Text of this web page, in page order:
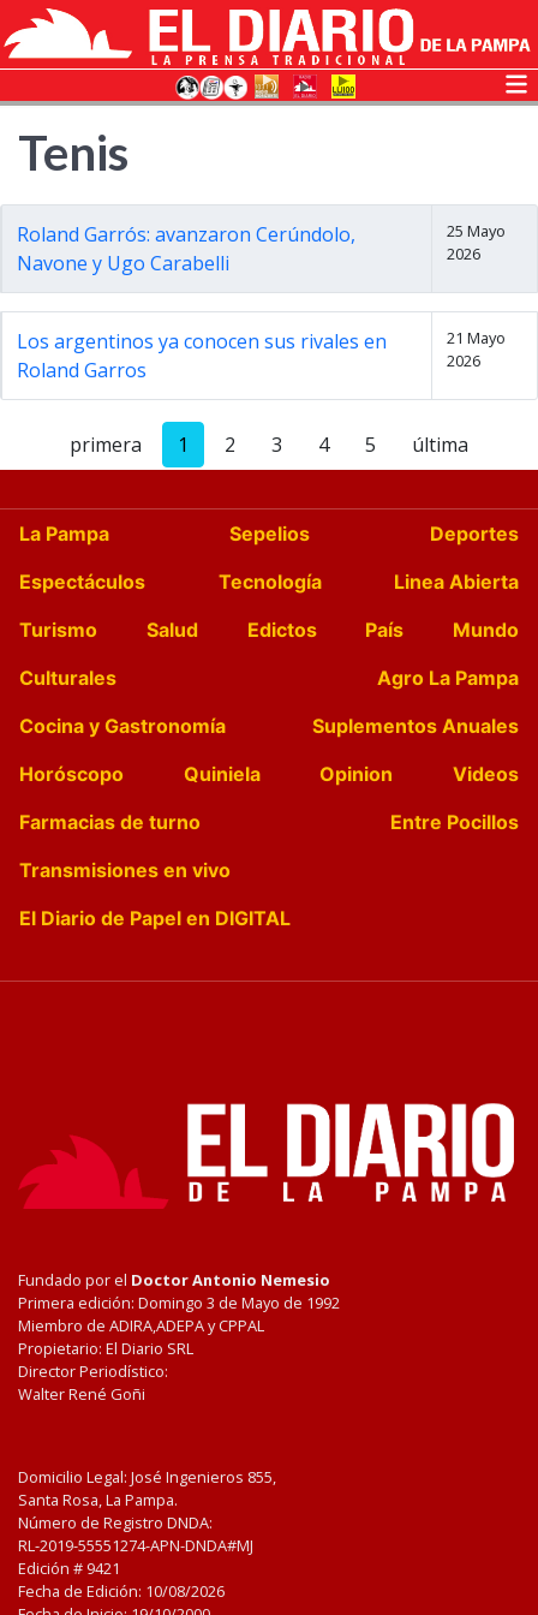
Tenis
Roland Garrós: avanzaron Cerúndolo,
Navone y Ugo Carabelli
25 Mayo
2026
Los argentinos ya conocen sus rivales en
Roland Garros
21 Mayo
2026
primera 1 2 3 4 5 última
La Pampa Sepelios
Deportes
Espectáculos
Tecnología
Linea Abierta
Turismo
Salud Edictos País
Mundo
Culturales
Agro La Pampa
Cocina y Gastronomía
Suplementos Anuales
Horóscopo
Quiniela Opinion
Videos
Farmacias de turno
Entre Pocillos
Transmisiones en vivo
El Diario de Papel en DIGITAL
Fundado por el Doctor Antonio Nemesio
Primera edición: Domingo 3 de Mayo de 1992
Miembro de ADIRA,ADEPA y CPPAL
Propietario: El Diario SRL
Director Periodístico:
Walter René Goñi
Domicilio Legal: José Ingenieros 855,
Santa Rosa, La Pampa.
Número de Registro DNDA:
RL-2019-55551274-APN-DNDA#MJ
Edición # 9421
Fecha de Edición: 10/08/2026